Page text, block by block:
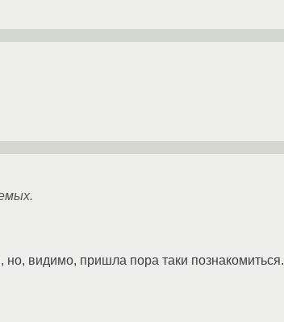
видимо, пришла пора таки познакомиться.